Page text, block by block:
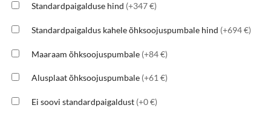
Standardpaigalduse hind (+347 €)
Standardpaigaldus kahele õhksoojuspumbale hind (+694 €)
Maaraam õhksoojuspumbale (+84 €)
Alusplaat õhksoojuspumbale (+61 €)
Ei soovi standardpaigaldust (+0 €)